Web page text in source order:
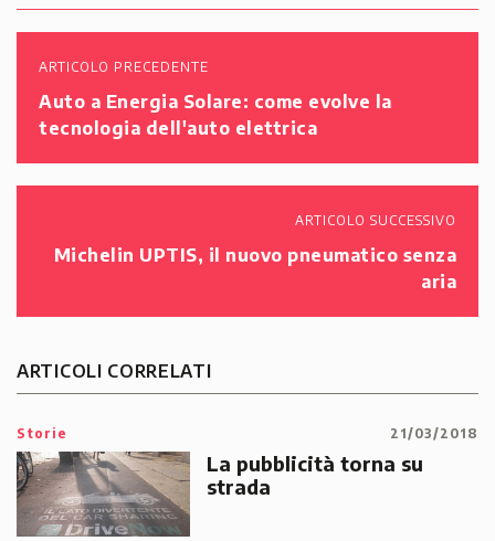
ARTICOLO PRECEDENTE
Auto a Energia Solare: come evolve la
tecnologia dell'auto elettrica
ARTICOLO SUCCESSIVO
Michelin UPTIS, il nuovo pneumatico senza
aria
ARTICOLI CORRELATI
Storie 21/03/2018
La pubblicità torna su
strada